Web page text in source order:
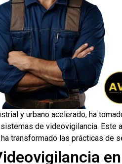
y urbano acelerado, ha
de videovigilancia. Este
transformado las prácticas de